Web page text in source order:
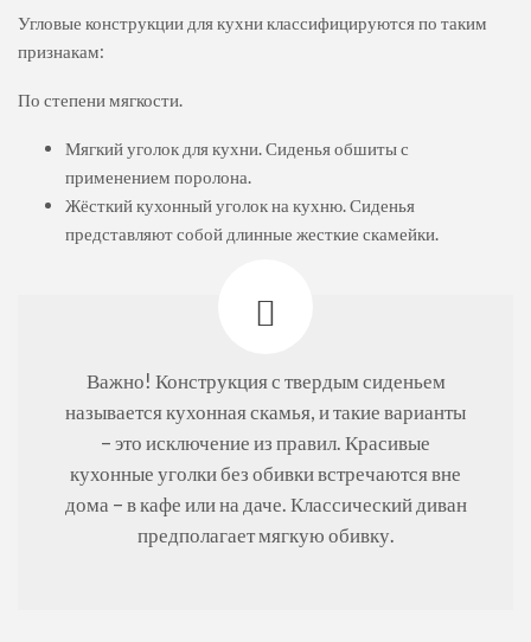
Угловые конструкции для кухни классифицируются по таким
признакам:
По степени мягкости.
Мягкий уголок для кухни. Сиденья обшиты с
применением поролона.
Жёсткий кухонный уголок на кухню. Сиденья
представляют собой длинные жесткие скамейки.
Важно! Конструкция с твердым сиденьем
называется кухонная скамья, и такие варианты
– это исключение из правил. Красивые
кухонные уголки без обивки встречаются вне
дома – в кафе или на даче. Классический диван
предполагает мягкую обивку.